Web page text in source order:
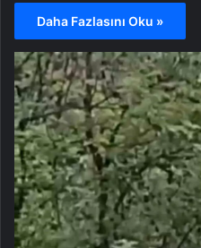
Daha Fazlasını Oku »